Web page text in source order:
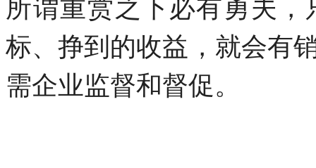
标、挣到的收益，就会有
需企业监督和督促。